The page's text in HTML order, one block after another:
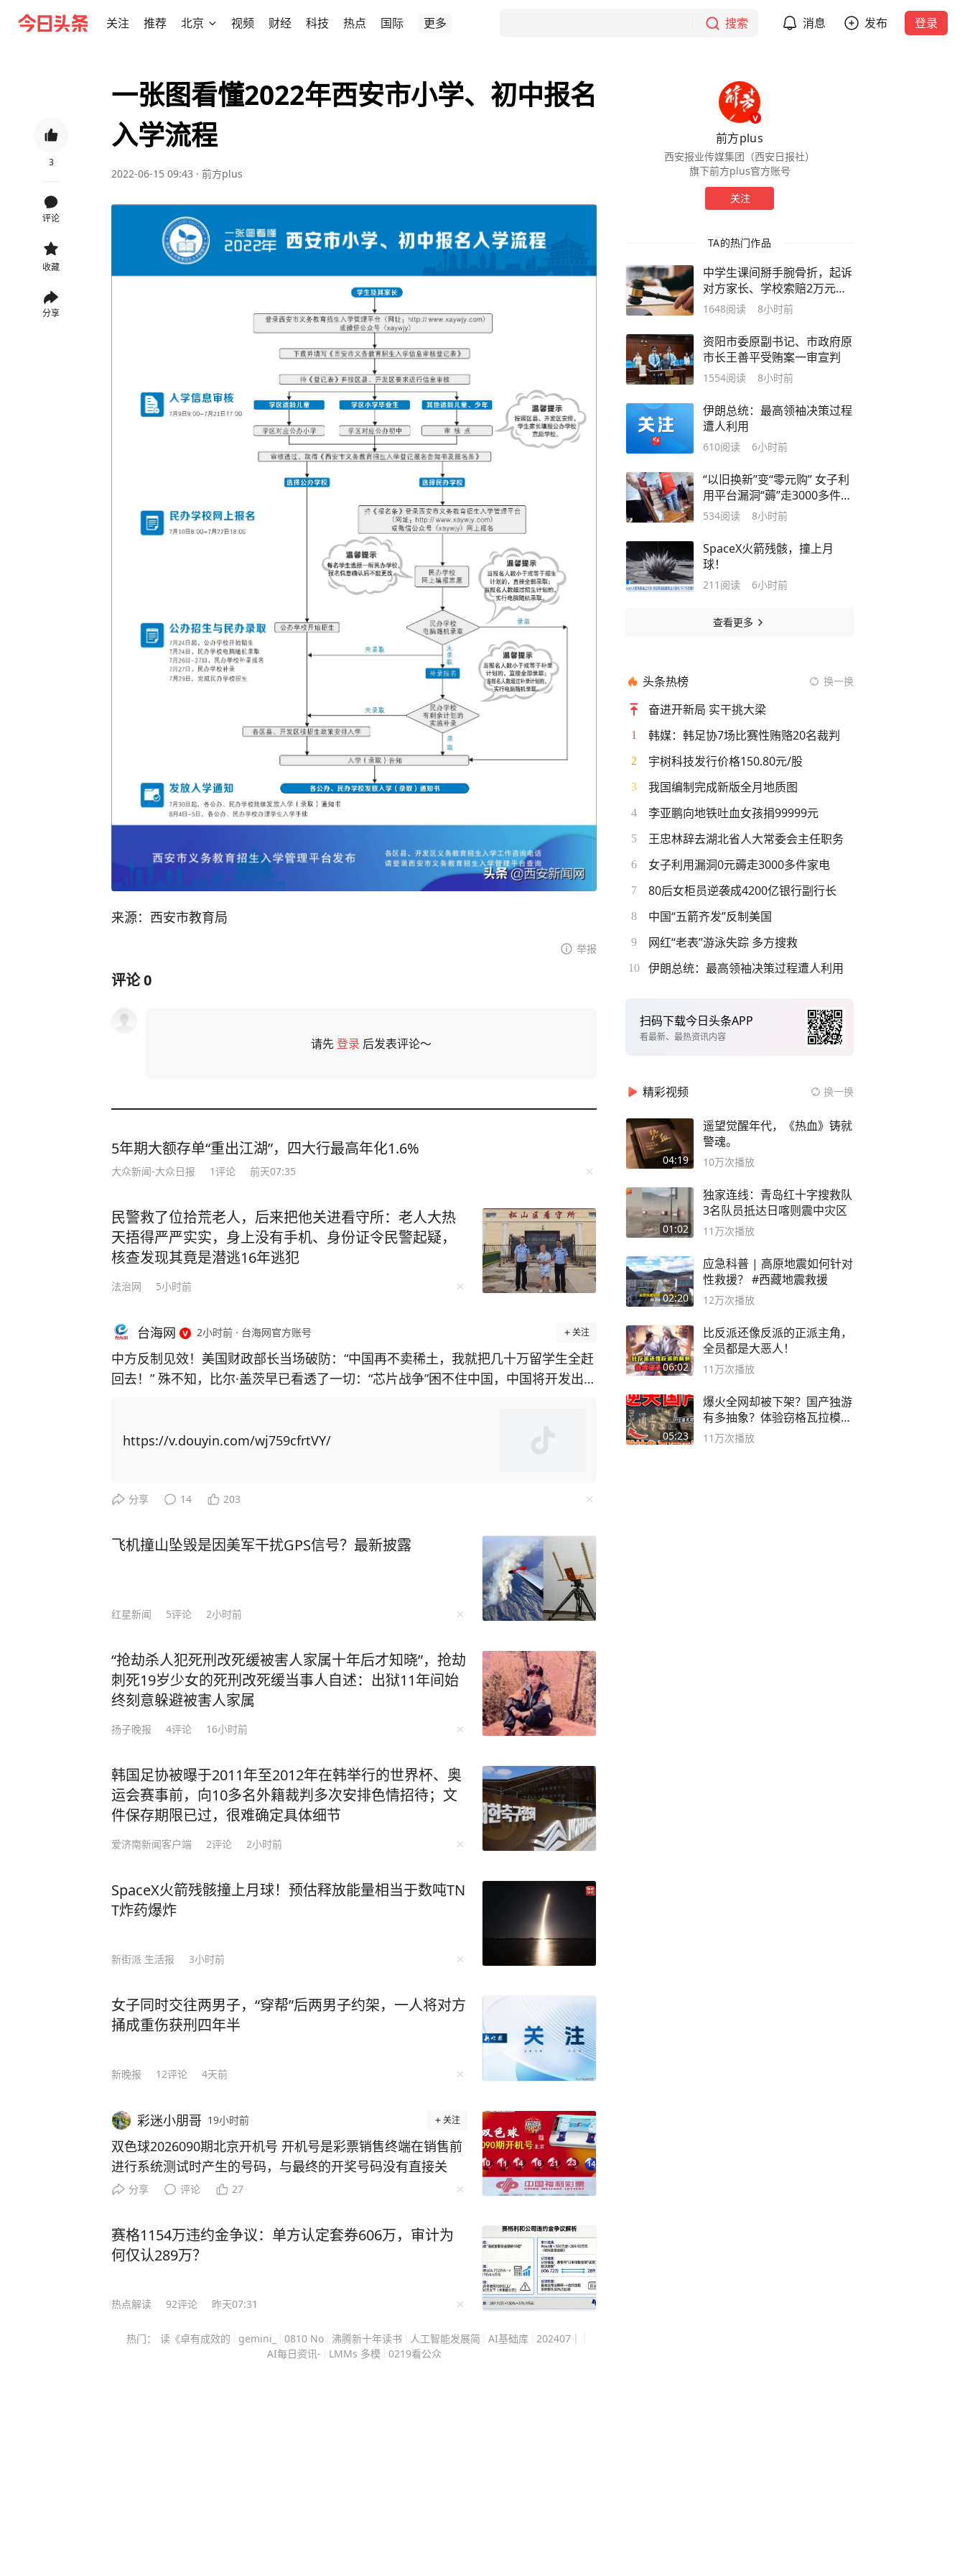
关注 推荐 北京 视频 财经 科技 热点 国际 更多 搜索 消息 发布 登录
3
评论
收藏
分享
一张图看懂2022年西安市小学、初中报名
入学流程
2022-06-15 09:43 · 前方plus
来源：西安市教育局
举报
评论0
请先登录 后发表评论～
5年期大额存单“重出江湖”，四大行最高年化1.6%
大众新闻-大众日报 1评论 前天07:35
民警救了位拾荒老人，后来把他关进看守所：老人大热
天捂得严严实实，身上没有手机、身份证令民警起疑，
核查发现其竟是潜逃16年逃犯
法治网 5小时前
台海网 2小时前 · 台海网官方账号 关注
中方反制见效！美国财政部长当场破防：“中国再不卖稀土，我就把几十万留学生全赶
回去！” 殊不知，比尔·盖茨早已看透了一切：“芯片战争”困不住中国，中国将开发出自
博弈找筹码，居然把矛头指向了中国留学生身上！ 美国以中国留学生为筹码，施压中
更加激发中国的爆发力！ 举例，CNN主持人曾询问科技禁令是否 “以一种奇怪的方式
方面全速前进。” 面对美国芯片封锁，中国3年实现半导体设备国产化率从12%跃至3
5%；稀土加工产能占全球90%，一纸出口管制便让F-35战机生产线告急。而“一带一
路”合作、RCEP贸易圈扩容，更让中国在全球经济动荡中稳如磐石。 还有无人机碾
压：中国无人机成本只有美国的1%，珠海航展上展示的无人机航母、机器狗作战群，
让美军司令直呼“没法比”。 而我国如今之所以有这样的底气，就是因为有人才的支
首位。 当然，授人以鱼不如授人以渔。除了技术人才，还有一种更可贵的“文化战
士”。比如李柘远——用自己的方式，为国家未来培养更多的“芯片大脑”。 李柘远成长
于一个特殊的家庭环境，自幼父母离异，成绩没人管也一塌糊涂。好在外公的悉心教
导下，李柘远改变以前死记硬背的方法，重新对知识点进行梳理、总结，更关键的
等，把高中三年的知识点牢牢记住。 还有初高中时，李柘远应用“五大记忆法”，让学
习事半功倍： 李柘远在中学背诵《水调歌头》和《相见欢》时，就配合听以这两首词
为蓝本的歌曲《明月几时有》《独上西楼》，同时刺激视觉和听觉，很快就记住了。
李柘远睡前会把MP3放在床头，循环播放词汇音频，直到自己睡去。通过这样的方
绩一直名列前茅，长期稳居年级第一的宝座。 高三时期，李柘远却迎来了一个让无数
人梦寐以求的机会 —— 清华大学的保送名额。可李柘远却拒绝了清华的保送，选择裸
考美国耶鲁！ 虽然对美国高考的知识一片空白，但李柘远依旧胸有成竹，他开始翻阅
国内外学霸笔记，归纳总结各种方法，最后建立出了一套适合自己的学习体系。 比
如，在英语这关难题上，他花了三天的时间上网搜索名校学霸的学习方法，并整理了
逐步的复习中，李柘远还用“康奈尔笔记法”记笔记，用“三个一”精读法快速理解阅读，
多感官刺激记忆把知识点记牢，”主题分类法“梳理逻辑…… 李柘远说：“学会正确的学
行高盛；25岁重返校园，考进哈佛大学深造，28岁荣登福布斯精英榜，哈佛校长称他
惑，面对巨额奖金的诱惑，李柘远感谢说：“院长，谢谢你的赏识，但我来耶鲁是为了
报效祖国，国我必须回。” 回国后，为了让更多的学弟学妹能够掌握学习的奥秘，李
柘远将自己十几年来的求学经历和经验总结在《学习高手》中，这本书还获得央视点
赞，康辉也极力推荐。 在书中，他详尽地分享了5大模块、8大方法、100多种学习秘
娓娓道来。 书中每部分都进行了更为详细的拆分，讲解了100+学习方法。比如，如何
提高记忆力教你联想记忆法，多感官刺激记忆法，缩略词记忆法等，并给出了具体的
操作方法。 《学习高手》这套书，除了他的独家方法，也有国内外学霸和专家的秘
诀，100多个学习方法给你参考，完全是一本保姆级的巧劲学习用书。 曾经李柘远的
表妹，成绩一直是倒数，自从用了他的学习方法后，仅用半年就补回了之前落下的知
辅导班，都不一定有买一本《学习高手》效果好！（免责：本文不代表台海网观点）
点击下方即可下单，让孩子早日掌握高效学习能力：[图片]
https://v.douyin.com/wj759cfrtVY/
分享 14 203
飞机撞山坠毁是因美军干扰GPS信号？最新披露
红星新闻 5评论 2小时前
“抢劫杀人犯死刑改死缓被害人家属十年后才知晓”，抢劫
刺死19岁少女的死刑改死缓当事人自述：出狱11年间始
终刻意躲避被害人家属
扬子晚报 4评论 16小时前
韩国足协被曝于2011年至2012年在韩举行的世界杯、奥
运会赛事前，向10多名外籍裁判多次安排色情招待；文
件保存期限已过，很难确定具体细节
爱济南新闻客户端 2评论 2小时前
SpaceX火箭残骸撞上月球！预估释放能量相当于数吨TN
T炸药爆炸
新街派 生活报 3小时前
女子同时交往两男子，“穿帮”后两男子约架，一人将对方
捅成重伤获刑四年半
新晚报 12评论 4天前
彩迷小朋哥 19小时前 关注
双色球2026090期北京开机号 开机号是彩票销售终端在销售前
进行系统测试时产生的号码，与最终的开奖号码没有直接关
联，不具备预测性。彩票开奖是完全随机的，不存在任何规
真的能中大奖吗？#
分享 评论 27
赛格1154万违约金争议：单方认定套券606万，审计为
何仅认289万？
热点解读 92评论 昨天07:31
热门： 读《卓有成效的 gemini_ 0810 No 沸腾新十年读书 人工智能发展简 AI基础库 202407｜
AI每日资讯-
LMMs 多模 0219看公众
前方plus
西安报业传媒集团（西安日报社）
旗下前方plus官方账号
关注
TA的热门作品
中学生课间掰手腕骨折，起诉
对方家长、学校索赔2万元，
法院：自愿参与，损失自负
1648阅读 8小时前
资阳市委原副书记、市政府原
市长王善平受贿案一审宣判
1554阅读 8小时前
伊朗总统：最高领袖决策过程
遭人利用
610阅读 6小时前
“以旧换新”变“零元购” 女子利
用平台漏洞“薅”走3000多件家
电
534阅读 8小时前
SpaceX火箭残骸，撞上月
球！
211 阅读 6小时前
查看更多
头条热榜 换一换
奋进开新局 实干挑大梁
1 韩媒：韩足协7场比赛性贿赂20名裁判
2 宇树科技发行价格150.80元/股
3 我国编制完成新版全月地质图
4 李亚鹏向地铁吐血女孩捐99999元
5 王忠林辞去湖北省人大常委会主任职务
6 女子利用漏洞0元薅走3000多件家电
7 80后女柜员逆袭成4200亿银行副行长
8 中国“五箭齐发”反制美国
9 网红“老表”游泳失踪 多方搜救
10 伊朗总统：最高领袖决策过程遭人利用
扫码下载今日头条APP
看最新、最热资讯内容
精彩视频 换一换
04:19
遥望觉醒年代，《热血》铸就
警魂。
10万次播放
01:02
独家连线：青岛红十字搜救队
3名队员抵达日喀则震中灾区
11万次播放
02:20
应急科普 | 高原地震如何针对
性救援？ #西藏地震救援
12万次播放
06:02
比反派还像反派的正派主角，
全员都是大恶人！
11万次播放
05:23
爆火全网却被下架？国产独游
有多抽象？体验窃格瓦拉模拟
器！
11万次播放